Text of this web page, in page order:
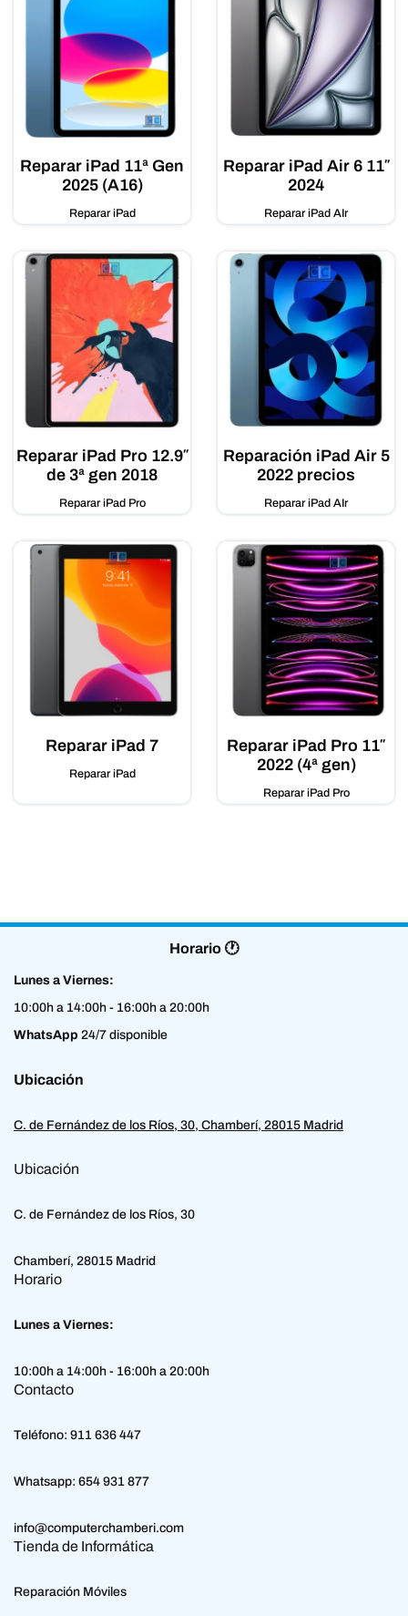
Reparar iPad 11ª Gen
2025 (A16)
Reparar iPad
Reparar iPad Air 6 11″
2024
Reparar iPad AIr
Reparar iPad Pro 12.9″
de 3ª gen 2018
Reparar iPad Pro
Reparación iPad Air 5
2022 precios
Reparar iPad AIr
Reparar iPad 7
Reparar iPad
Reparar iPad Pro 11″
2022 (4ª gen)
Reparar iPad Pro
Horario 🕐
Lunes a Viernes:
10:00h a 14:00h - 16:00h a 20:00h
WhatsApp 24/7 disponible
Ubicación
C. de Fernández de los Ríos, 30, Chamberí, 28015 Madrid
Ubicación
C. de Fernández de los Ríos, 30
Chamberí, 28015 Madrid
Horario
Lunes a Viernes:
10:00h a 14:00h - 16:00h a 20:00h
Contacto
Teléfono: 911 636 447
Whatsapp: 654 931 877
info@computerchamberi.com
Tienda de Informática
Reparación Móviles